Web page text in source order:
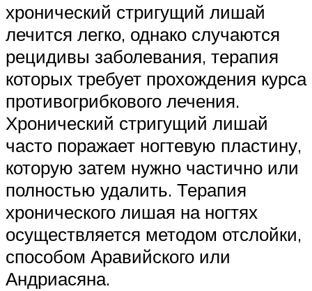
хронический стригущий лишай
лечится легко, однако случаются
рецидивы заболевания, терапия
которых требует прохождения курса
противогрибкового лечения.
Хронический стригущий лишай
часто поражает ногтевую пластину,
которую затем нужно частично или
полностью удалить. Терапия
хронического лишая на ногтях
осуществляется методом отслойки,
способом Аравийского или
Андриасяна.